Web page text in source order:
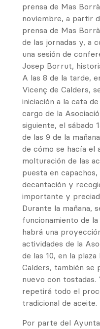
prensa de Mas
noviembre, a partir
prensa de Mas
de las jornadas y, a
una sesión de
Josep Borrut,
A las 8 de la tarde,
Vicenç de Calders,
iniciación a la cata
cargo de la
siguiente, el sábado
de las 9 de la
de cómo se hacía el
molturación de las
puesta en
decantación y
importante y
Durante la mañana,
funcionamiento de
habrá una
actividades de la
de las 10, en la
Calders, también se
nuevo con tostadas.
repetirá todo el
tradicional de aceite.
Por parte del